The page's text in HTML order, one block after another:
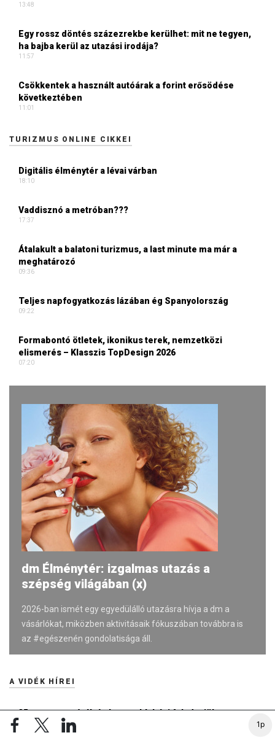
1p
13:48
Egy rossz döntés százezrekbe kerülhet: mit ne tegyen,
ha bajba kerül az utazási irodája?
11:57
Csökkentek a használt autóárak a forint erősödése
következtében
11:01
TURIZMUS ONLINE CIKKEI
Digitális élménytér a lévai várban
18:10
Vaddisznó a metróban???
17:37
Átalakult a balatoni turizmus, a last minute ma már a
meghatározó
09:36
Teljes napfogyatkozás lázában ég Spanyolország
09:22
Formabontó ötletek, ikonikus terek, nemzetközi
elismerés – Klasszis TopDesign 2026
07:20
dm Élménytér: izgalmas utazás a
szépség világában (x)
2026-ban ismét egy egyedülálló utazásra hívja a dm a
vásárlókat, miközben aktivitásaik fókuszában továbbra is
az #egészenén gondolatisága áll.
A VIDÉK HÍREI
35 perces tanórák és kevesebb házi feladat jöhet az
alsó tagozaton